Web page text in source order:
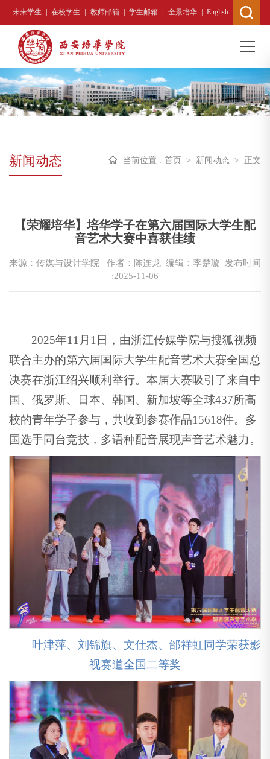
未来学生 | 在校学生 | 教师邮箱 | 学生邮箱 | 全景培华 | English
新闻动态 当前位置 : 首页 > 新闻动态 > 正文
【荣耀培华】培华学子在第六届国际大学生配
音艺术大赛中喜获佳绩
来源：传媒与设计学院 作者：陈连龙 编辑：李楚璇 发布时间
:2025-11-06
2025年11月1日，由浙江传媒学院与搜狐视频
联合主办的第六届国际大学生配音艺术大赛全国总
决赛在浙江绍兴顺利举行。本届大赛吸引了来自中
国、俄罗斯、日本、韩国、新加坡等全球437所高
校的青年学子参与，共收到参赛作品15618件。多
国选手同台竞技，多语种配音展现声音艺术魅力。
叶津萍、刘锦旗、文仕杰、邰祥虹同学荣获影
视赛道全国二等奖